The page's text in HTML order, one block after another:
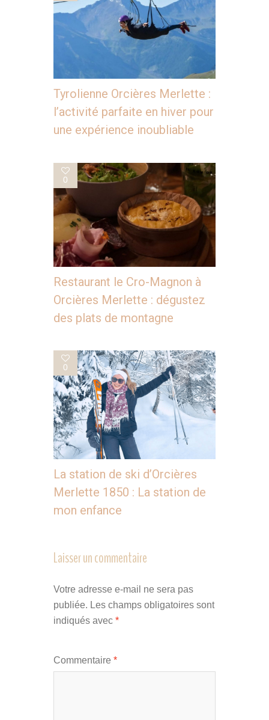
Tyrolienne Orcières Merlette :
l’activité parfaite en hiver pour
une expérience inoubliable
0
Restaurant le Cro-Magnon à
Orcières Merlette : dégustez
des plats de montagne
0
La station de ski d’Orcières
Merlette 1850 : La station de
mon enfance
Laisser un commentaire
Votre adresse e-mail ne sera pas
publiée. Les champs obligatoires sont
indiqués avec *
Commentaire *